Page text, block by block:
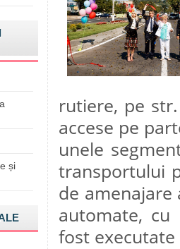
și
rutiere, pe
accese pe
unele
transportului
de
automate, cu
fost executate